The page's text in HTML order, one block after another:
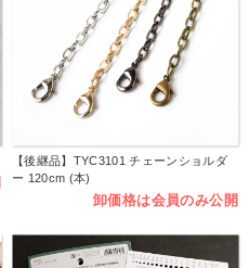
【後継品】TYC3101 チェーンショルダ
ー 120cm (本)
卸価格は会員のみ公開